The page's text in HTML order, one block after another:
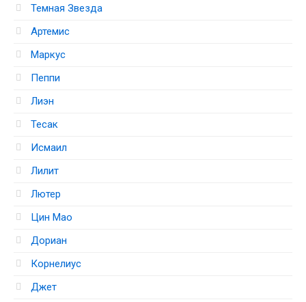
Темная Звезда
Артемис
Маркус
Пеппи
Лиэн
Тесак
Исмаил
Лилит
Лютер
Цин Мао
Дориан
Корнелиус
Джет